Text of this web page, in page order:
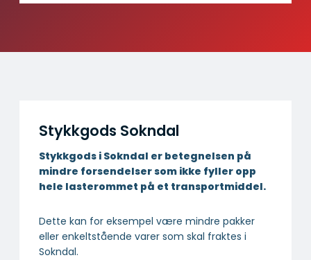
Stykkgods Sokndal
Stykkgods i Sokndal er betegnelsen på
mindre forsendelser som ikke fyller opp
hele lasterommet på et transportmiddel.
Dette kan for eksempel være mindre pakker
eller enkeltstående varer som skal fraktes i
Sokndal.